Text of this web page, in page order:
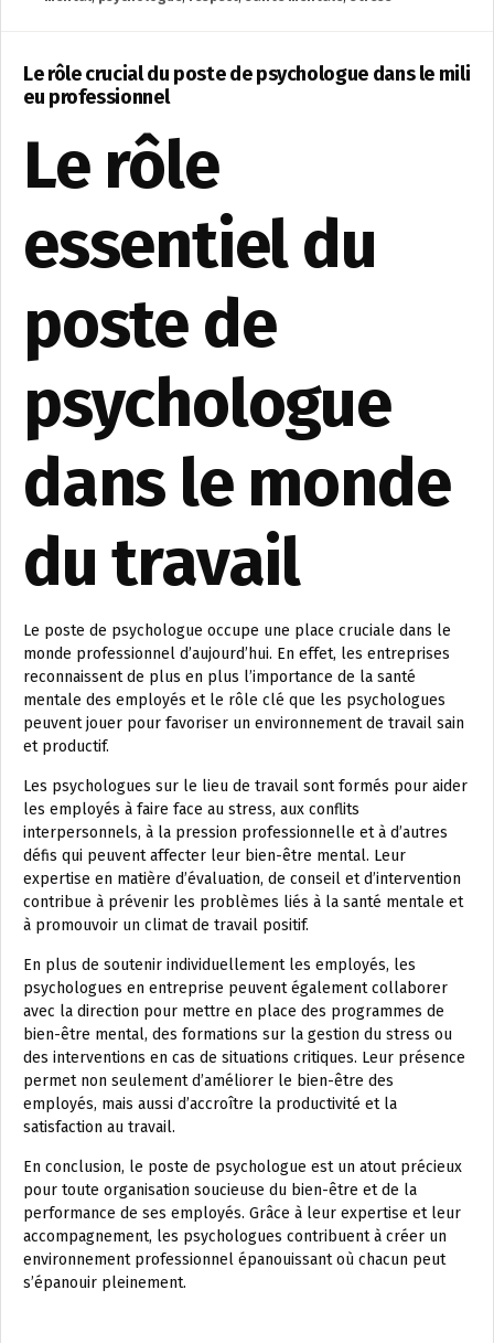
Le rôle crucial du poste de psychologue dans le mili
eu professionnel
Le rôle
essentiel du
poste de
psychologue
dans le monde
du travail
Le poste de psychologue occupe une place cruciale dans le
monde professionnel d’aujourd’hui. En effet, les entreprises
reconnaissent de plus en plus l’importance de la santé
mentale des employés et le rôle clé que les psychologues
peuvent jouer pour favoriser un environnement de travail sain
et productif.
Les psychologues sur le lieu de travail sont formés pour aider
les employés à faire face au stress, aux conflits
interpersonnels, à la pression professionnelle et à d’autres
défis qui peuvent affecter leur bien-être mental. Leur
expertise en matière d’évaluation, de conseil et d’intervention
contribue à prévenir les problèmes liés à la santé mentale et
à promouvoir un climat de travail positif.
En plus de soutenir individuellement les employés, les
psychologues en entreprise peuvent également collaborer
avec la direction pour mettre en place des programmes de
bien-être mental, des formations sur la gestion du stress ou
des interventions en cas de situations critiques. Leur présence
permet non seulement d’améliorer le bien-être des
employés, mais aussi d’accroître la productivité et la
satisfaction au travail.
En conclusion, le poste de psychologue est un atout précieux
pour toute organisation soucieuse du bien-être et de la
performance de ses employés. Grâce à leur expertise et leur
accompagnement, les psychologues contribuent à créer un
environnement professionnel épanouissant où chacun peut
s’épanouir pleinement.